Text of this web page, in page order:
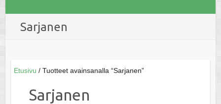
Sarjanen
Etusivu / Tuotteet avainsanalla “Sarjanen”
Sarjanen